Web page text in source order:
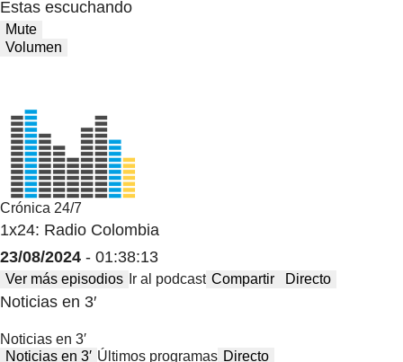
Estas escuchando
Mute
Volumen
Crónica 24/7
1x24: Radio Colombia
23/08/2024 - 01:38:13
Ver más episodios Ir al podcast Compartir Directo
Noticias en 3′
Noticias en 3′
Noticias en 3′ Últimos programas Directo